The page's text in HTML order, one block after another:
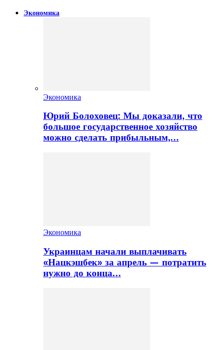
Экономика
Экономика
Юрий Болоховец: Мы доказали, что
большое государственное хозяйство
можно сделать прибыльным,…
Экономика
Украинцам начали выплачивать
«Нацкэшбек» за апрель — потратить
нужно до конца…